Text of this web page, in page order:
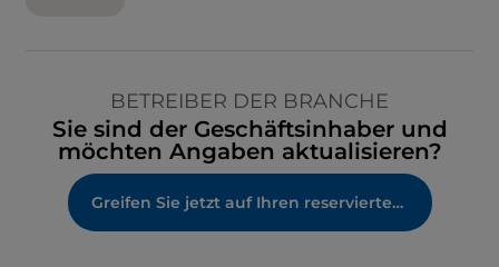
BETREIBER DER BRANCHE
Sie sind der Geschäftsinhaber und
möchten Angaben aktualisieren?
Greifen Sie jetzt auf Ihren reservierten Bereich zu